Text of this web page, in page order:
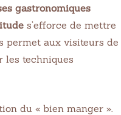
gastronomiques
s’efforce de mettre
permet aux visiteurs de
les techniques
du « bien manger ».